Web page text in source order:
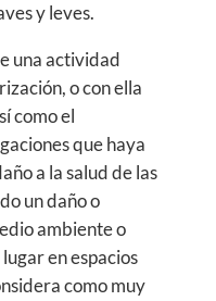
y leves.
una actividad
o con ella
como el
que haya
a la salud de las
un daño o
ambiente o
en espacios
como muy